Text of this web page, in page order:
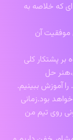
که خلاصه به
موفقیت آن
بر پشتکار کلی
حل
آموزش ببینیم.
بود.زمانی
روی تیم من